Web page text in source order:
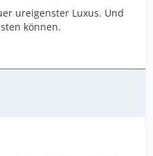
ureigenster Luxus. Und
können.